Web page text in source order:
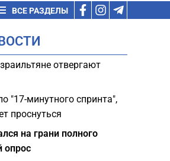
ВСЕ РАЗДЕЛЫ
отвергают
"17-минутного спринта",
проснуться
на грани полного
опрос